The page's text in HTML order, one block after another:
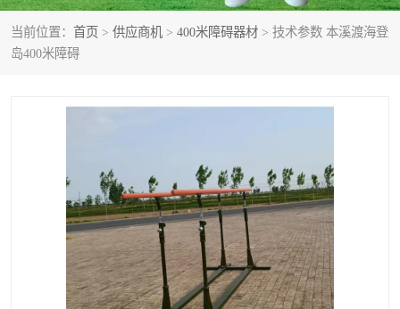
当前位置： 首页 > 供应商机 > 400米障碍器材 > 技术参数 本溪渡海登
岛400米障碍
塑胶跑道 400米障碍器材1